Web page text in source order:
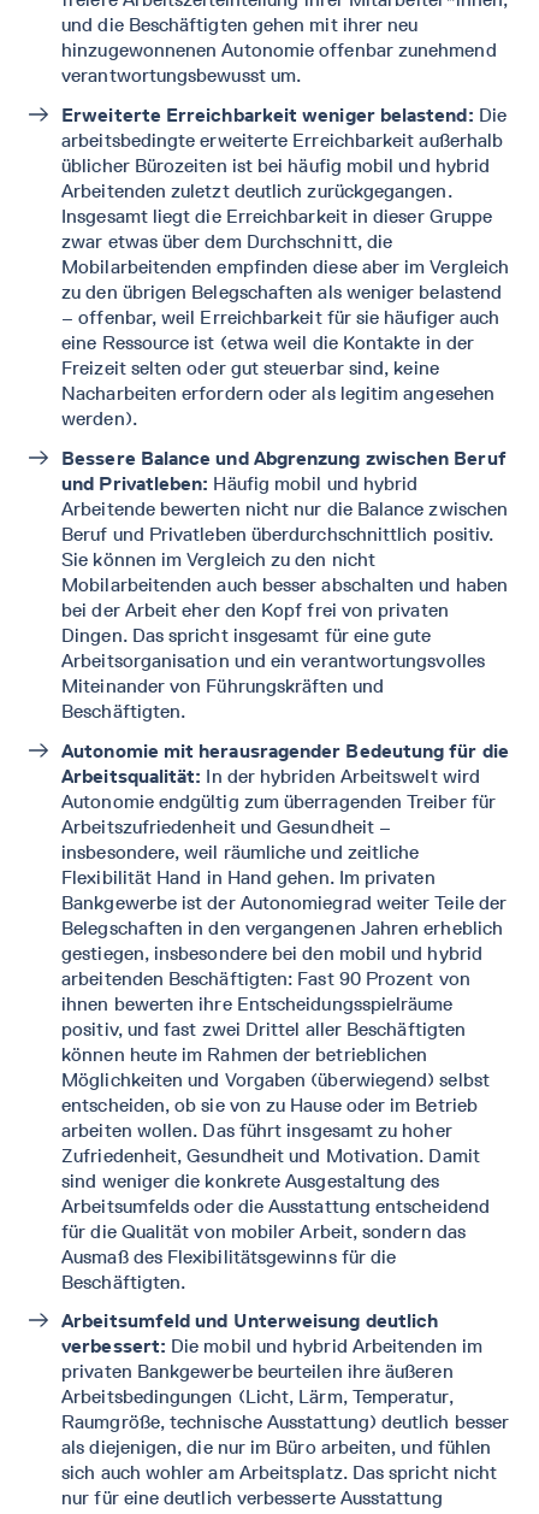
und die Beschäftigten gehen mit ihrer neu
hinzugewonnenen Autonomie offenbar zunehmend
verantwortungsbewusst um.
Erweiterte Erreichbarkeit weniger belastend: Die
arbeitsbedingte erweiterte Erreichbarkeit außerhalb
üblicher Bürozeiten ist bei häufig mobil und hybrid
Arbeitenden zuletzt deutlich zurückgegangen.
Insgesamt liegt die Erreichbarkeit in dieser Gruppe
zwar etwas über dem Durchschnitt, die
Mobilarbeitenden empfinden diese aber im Vergleich
zu den übrigen Belegschaften als weniger belastend
– offenbar, weil Erreichbarkeit für sie häufiger auch
eine Ressource ist (etwa weil die Kontakte in der
Freizeit selten oder gut steuerbar sind, keine
Nacharbeiten erfordern oder als legitim angesehen
werden).
Bessere Balance und Abgrenzung zwischen Beruf
und Privatleben: Häufig mobil und hybrid
Arbeitende bewerten nicht nur die Balance zwischen
Beruf und Privatleben überdurchschnittlich positiv.
Sie können im Vergleich zu den nicht
Mobilarbeitenden auch besser abschalten und haben
bei der Arbeit eher den Kopf frei von privaten
Dingen. Das spricht insgesamt für eine gute
Arbeitsorganisation und ein verantwortungsvolles
Miteinander von Führungskräften und
Beschäftigten.
Autonomie mit herausragender Bedeutung für die
Arbeitsqualität: In der hybriden Arbeitswelt wird
Autonomie endgültig zum überragenden Treiber für
Arbeitszufriedenheit und Gesundheit –
insbesondere, weil räumliche und zeitliche
Flexibilität Hand in Hand gehen. Im privaten
Bankgewerbe ist der Autonomiegrad weiter Teile der
Belegschaften in den vergangenen Jahren erheblich
gestiegen, insbesondere bei den mobil und hybrid
arbeitenden Beschäftigten: Fast 90 Prozent von
ihnen bewerten ihre Entscheidungsspielräume
positiv, und fast zwei Drittel aller Beschäftigten
können heute im Rahmen der betrieblichen
Möglichkeiten und Vorgaben (überwiegend) selbst
entscheiden, ob sie von zu Hause oder im Betrieb
arbeiten wollen. Das führt insgesamt zu hoher
Zufriedenheit, Gesundheit und Motivation. Damit
sind weniger die konkrete Ausgestaltung des
Arbeitsumfelds oder die Ausstattung entscheidend
für die Qualität von mobiler Arbeit, sondern das
Ausmaß des Flexibilitätsgewinns für die
Beschäftigten.
Arbeitsumfeld und Unterweisung deutlich
verbessert: Die mobil und hybrid Arbeitenden im
privaten Bankgewerbe beurteilen ihre äußeren
Arbeitsbedingungen (Licht, Lärm, Temperatur,
Raumgröße, technische Ausstattung) deutlich besser
als diejenigen, die nur im Büro arbeiten, und fühlen
sich auch wohler am Arbeitsplatz. Das spricht nicht
nur für eine deutlich verbesserte Ausstattung